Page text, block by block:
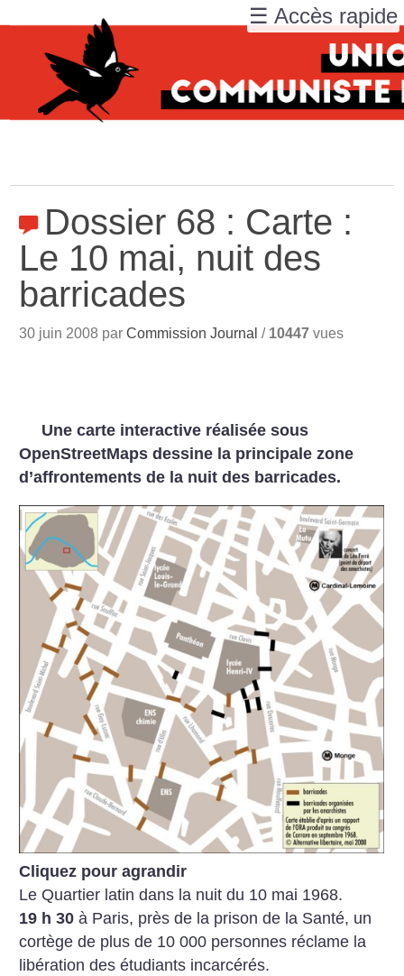
Dossier 68 : Carte :
Le 10 mai, nuit des
barricades
30 juin 2008 parCommission Journal / 10447 vues
Une carte interactive réalisée sous
OpenStreetMaps dessine la principale zone
d’affrontements de la nuit des barricades.
Cliquez pour agrandir
Le Quartier latin dans la nuit du 10 mai 1968.
19 h 30 à Paris, près de la prison de la Santé, un
cortège de plus de 10 000 personnes réclame la
libération des étudiants incarcérés.
☰ Accès rapide